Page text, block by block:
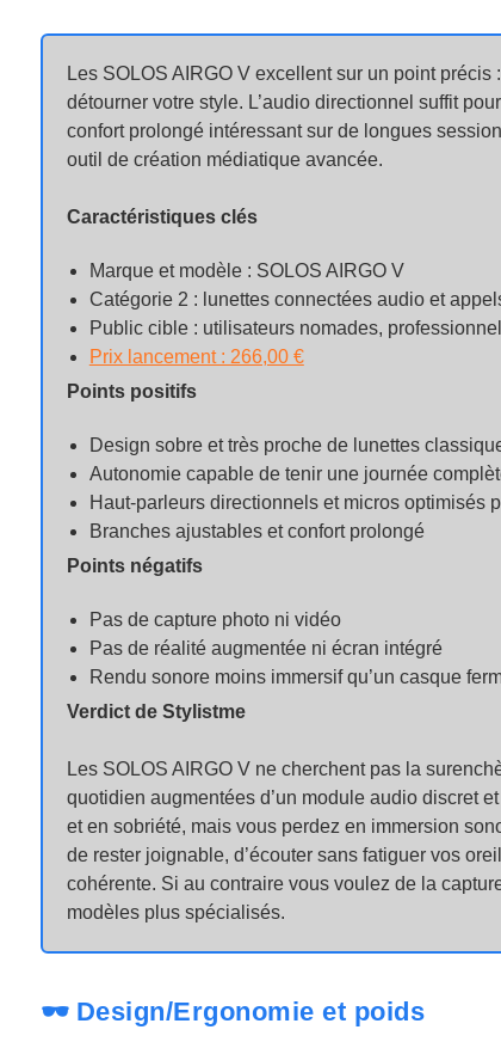
Les SOLOS AIRGO V excellent sur un point
détourner votre style. L’audio directionnel suffit
confort prolongé intéressant sur de longues
outil de création médiatique avancée.
Caractéristiques clés
Marque et modèle : SOLOS AIRGO V
Catégorie 2 : lunettes connectées audio et
Public cible : utilisateurs nomades,
Prix lancement : 266,00 €
Points positifs
Design sobre et très proche de lunettes
Autonomie capable de tenir une journée
Haut-parleurs directionnels et micros optimisés
Branches ajustables et confort prolongé
Points négatifs
Pas de capture photo ni vidéo
Pas de réalité augmentée ni écran intégré
Rendu sonore moins immersif qu’un casque
Verdict de Stylistme
Les SOLOS AIRGO V ne cherchent pas la
quotidien augmentées d’un module audio discret
et en sobriété, mais vous perdez en immersion
de rester joignable, d’écouter sans fatiguer vos
cohérente. Si au contraire vous voulez de la
modèles plus spécialisés.
🕶️ Design/Ergonomie et poids